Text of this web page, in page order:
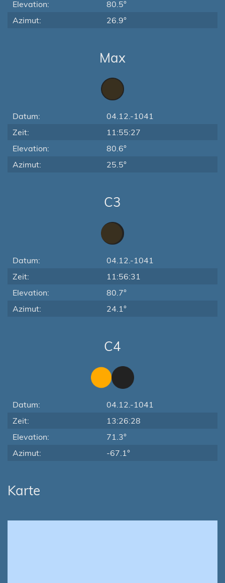
Elevation:
80.5°
Azimut:
26.9°
Max
Datum:
04.12.-1041
Zeit:
11:55:27
Elevation:
80.6°
Azimut:
25.5°
C3
Datum:
04.12.-1041
Zeit:
11:56:31
Elevation:
80.7°
Azimut:
24.1°
C4
Datum:
04.12.-1041
Zeit:
13:26:28
Elevation:
71.3°
Azimut:
-67.1°
Karte